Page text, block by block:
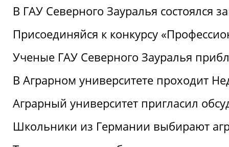
В ГАУ Северного Зауралья
Присоединяйся к конкурсу
Ученые ГАУ Северного Зауралья
В Аграрном университете проходит
Аграрный университет пригласил
Школьники из Германии выбирают